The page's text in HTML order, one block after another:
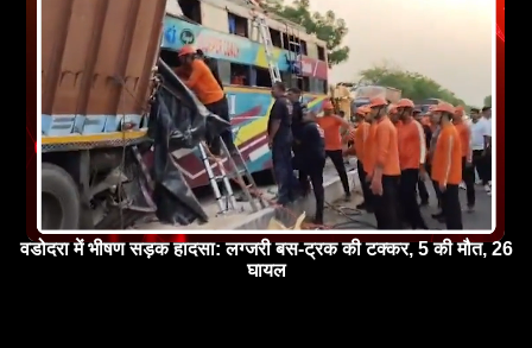
वडोदरा में भीषण सड़क हादसा: लग्जरी बस-ट्रक की टक्कर, 5 की मौत, 26
घायल